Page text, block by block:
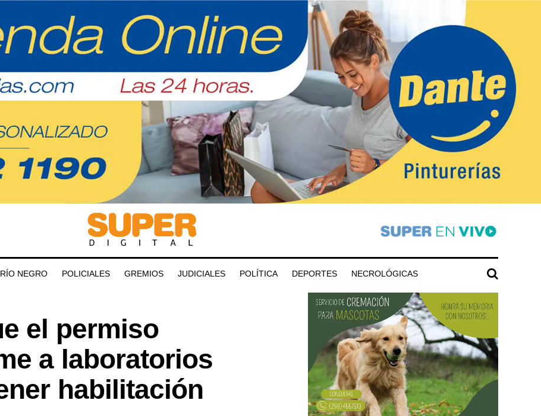
RÍO NEGRO POLICIALES GREMIOS JUDICIALES POLÍTICA DEPORTES NECROLÓGICAS
el permiso
a laboratorios
habilitación